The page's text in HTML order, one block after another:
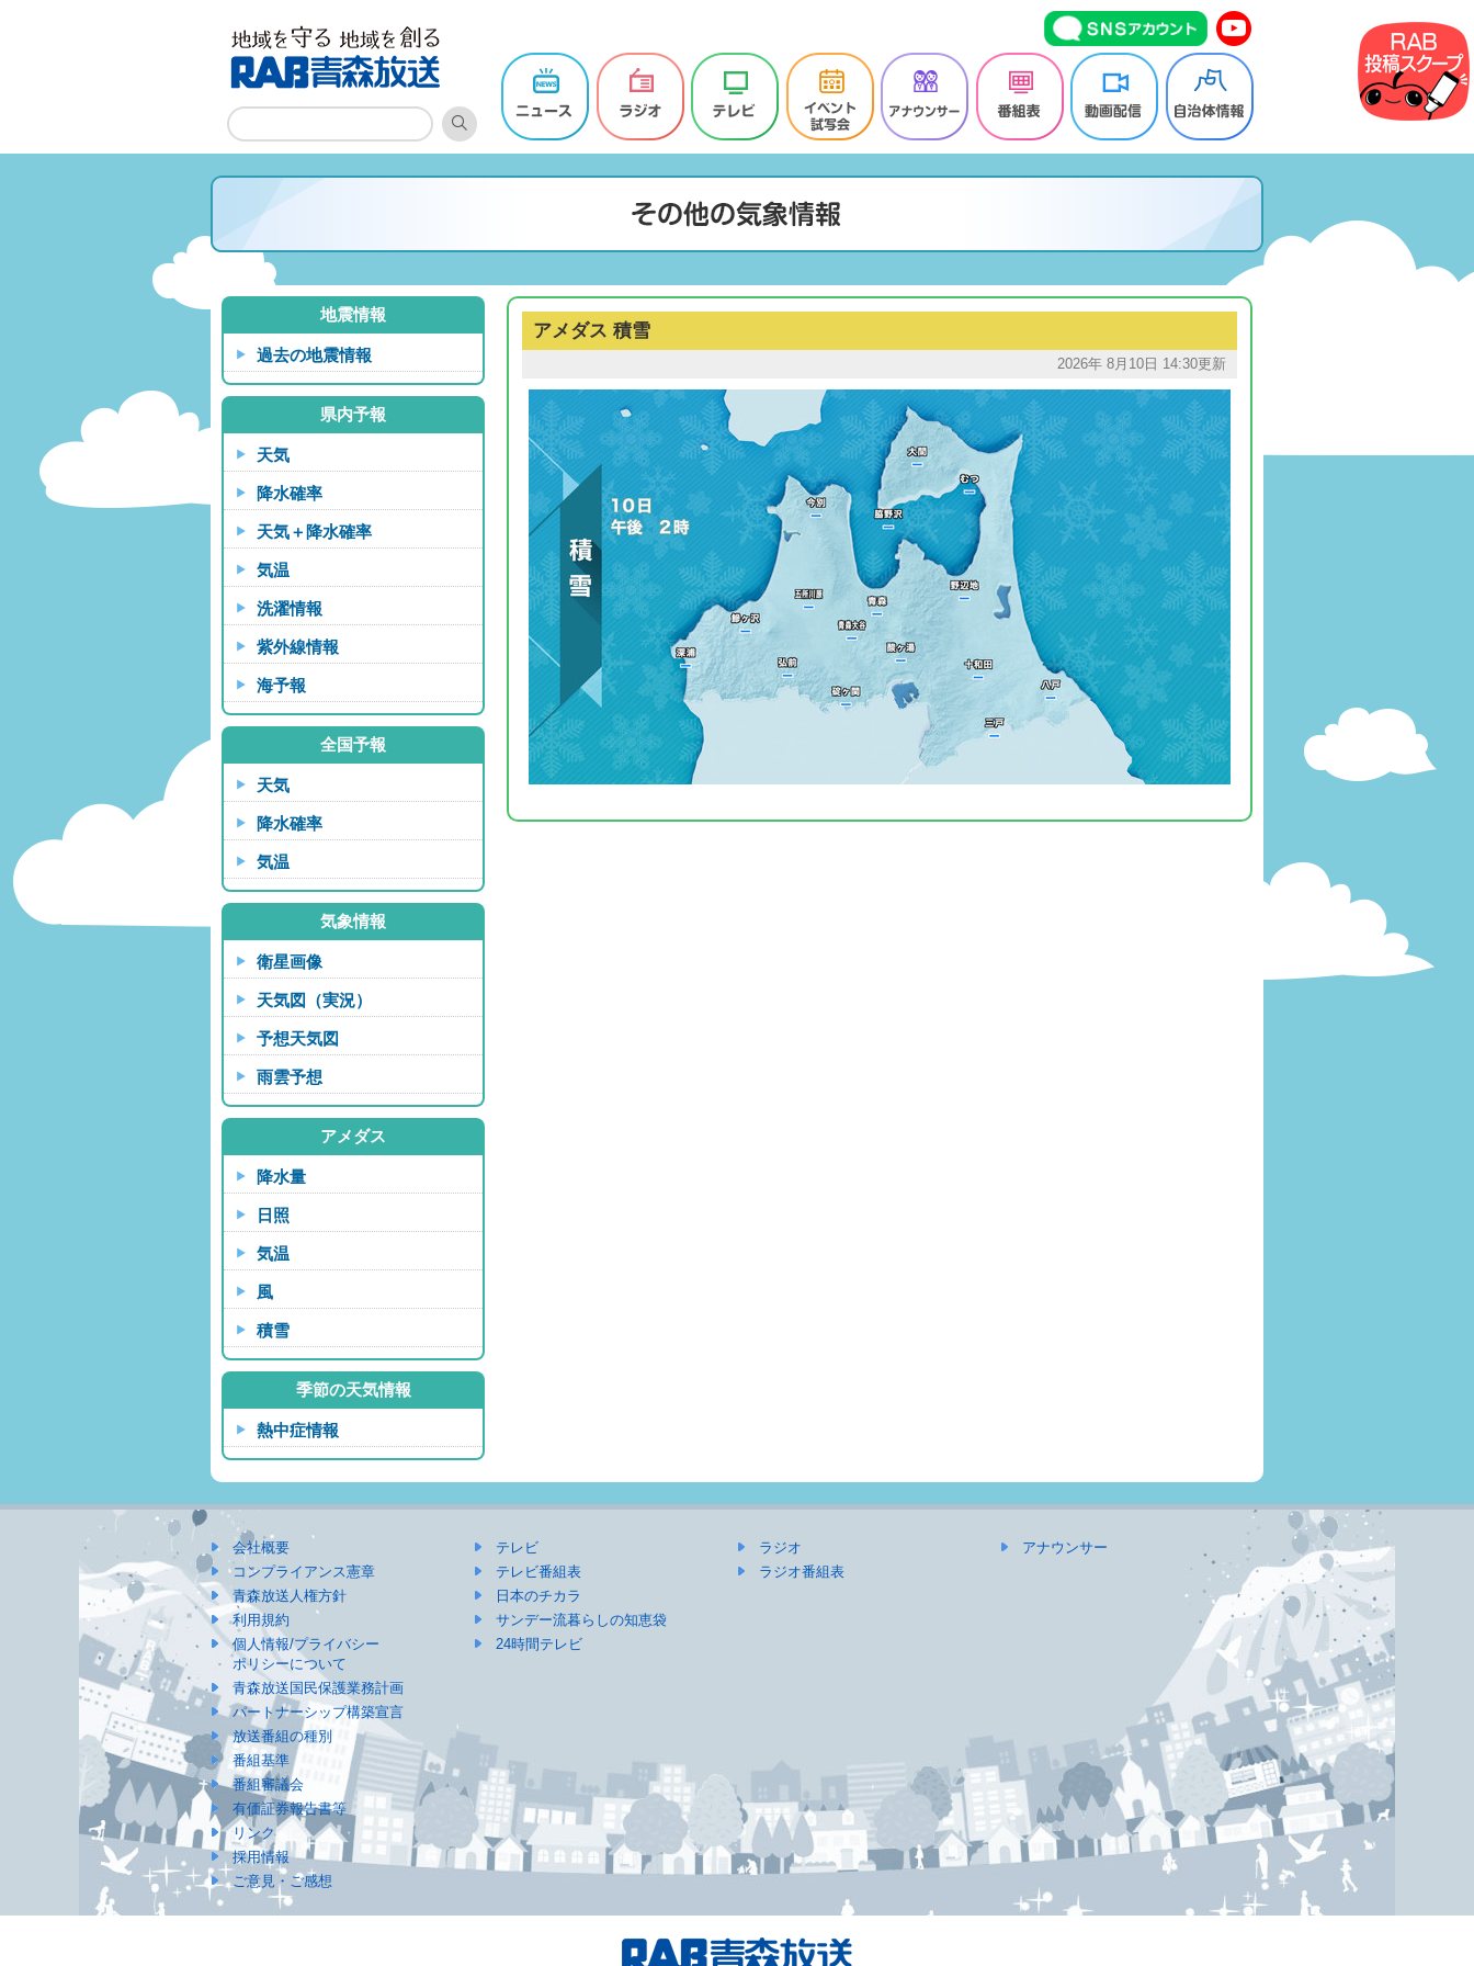
地震情報
過去の地震情報
県内予報
天気
降水確率
天気＋降水確率
気温
洗濯情報
紫外線情報
海予報
全国予報
天気
降水確率
気温
気象情報
衛星画像
天気図（実況）
予想天気図
雨雲予想
アメダス
降水量
日照
気温
風
積雪
季節の天気情報
熱中症情報
アメダス 積雪
2026年 8月10日 14:30更新
会社概要
コンプライアンス憲章
青森放送人権方針
利用規約
個人情報/プライバシー
ポリシーについて
青森放送国民保護業務計画
パートナーシップ構築宣言
放送番組の種別
番組基準
番組審議会
有価証券報告書等
リンク
採用情報
ご意見・ご感想
テレビ
テレビ番組表
日本のチカラ
サンデー流暮らしの知恵袋
24時間テレビ
ラジオ
ラジオ番組表
アナウンサー